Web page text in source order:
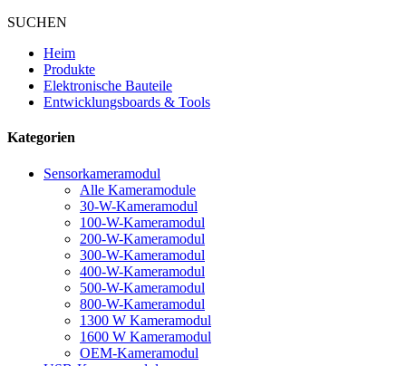
SUCHEN
Heim
Produkte
Elektronische Bauteile
Entwicklungsboards & Tools
Kategorien
Sensorkameramodul
Alle Kameramodule
30-W-Kameramodul
100-W-Kameramodul
200-W-Kameramodul
300-W-Kameramodul
400-W-Kameramodul
500-W-Kameramodul
800-W-Kameramodul
1300 W Kameramodul
1600 W Kameramodul
OEM-Kameramodul